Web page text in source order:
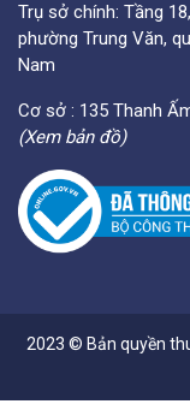
Trụ sở chính: Tầng
phường Trung Văn,
Nam
Cơ sở : 135 Thanh
(Xem bản đồ)
2023 © Bản quyền